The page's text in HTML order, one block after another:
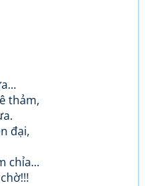
thảm,
đại,
chỉa...